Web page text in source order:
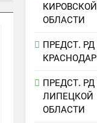
КИРОВСКОЙ
ОБЛАСТИ
ПРЕДСТ. РД
ПРЕДСТ. РД
ЛИПЕЦКОЙ
ОБЛАСТИ